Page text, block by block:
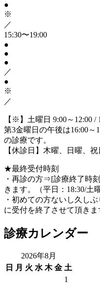
●
※
／
15:30〜19:00
●
●
●
／
●
※
／
【※】土曜日 9:00～12:00 /
第3金曜日の午後は16:00～
の診療です。
【休診日】木曜、日曜、祝
★最終受付時刻
・再診の方⇒[診療終了時
きます。（平日：18:30/土
・初めての方ないし久し
に受付を終了させて頂きま
診療カレンダー
2026年8月
日
月 火 水 木 金 土
1